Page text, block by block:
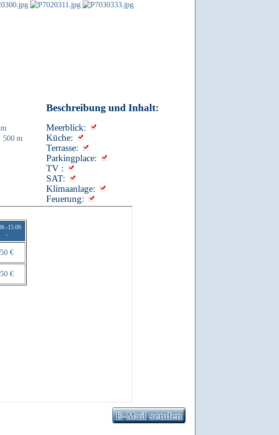
m
500 m
Beschreibung und Inhalt:
Meerblick:
Küche:
Terrasse:
Parkingplace:
TV :
SAT:
Klimaanlage:
Feuerung: